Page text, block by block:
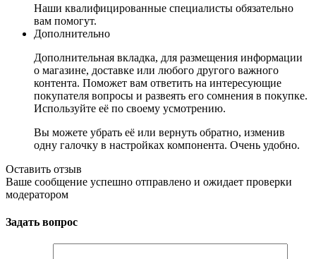
Наши квалифицированные специалисты обязательно
вам помогут.
Дополнительно
Дополнительная вкладка, для размещения информации
о магазине, доставке или любого другого важного
контента. Поможет вам ответить на интересующие
покупателя вопросы и развеять его сомнения в покупке.
Используйте её по своему усмотрению.
Вы можете убрать её или вернуть обратно, изменив
одну галочку в настройках компонента. Очень удобно.
Оставить отзыв
Ваше сообщение успешно отправлено и ожидает проверки
модератором
Задать вопрос